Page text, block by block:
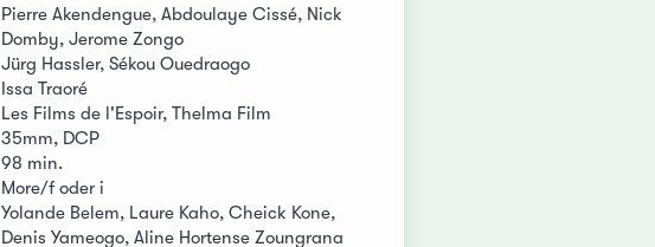
Pierre Akendengue, Abdoulaye Cissé, Nick
Domby, Jerome Zongo
Jürg Hassler, Sékou Ouedraogo
Issa Traoré
Les Films de l'Espoir, Thelma Film
35mm, DCP
98 min.
More/f oder i
Yolande Belem, Laure Kaho, Cheick Kone,
Denis Yameogo, Aline Hortense Zoungrana